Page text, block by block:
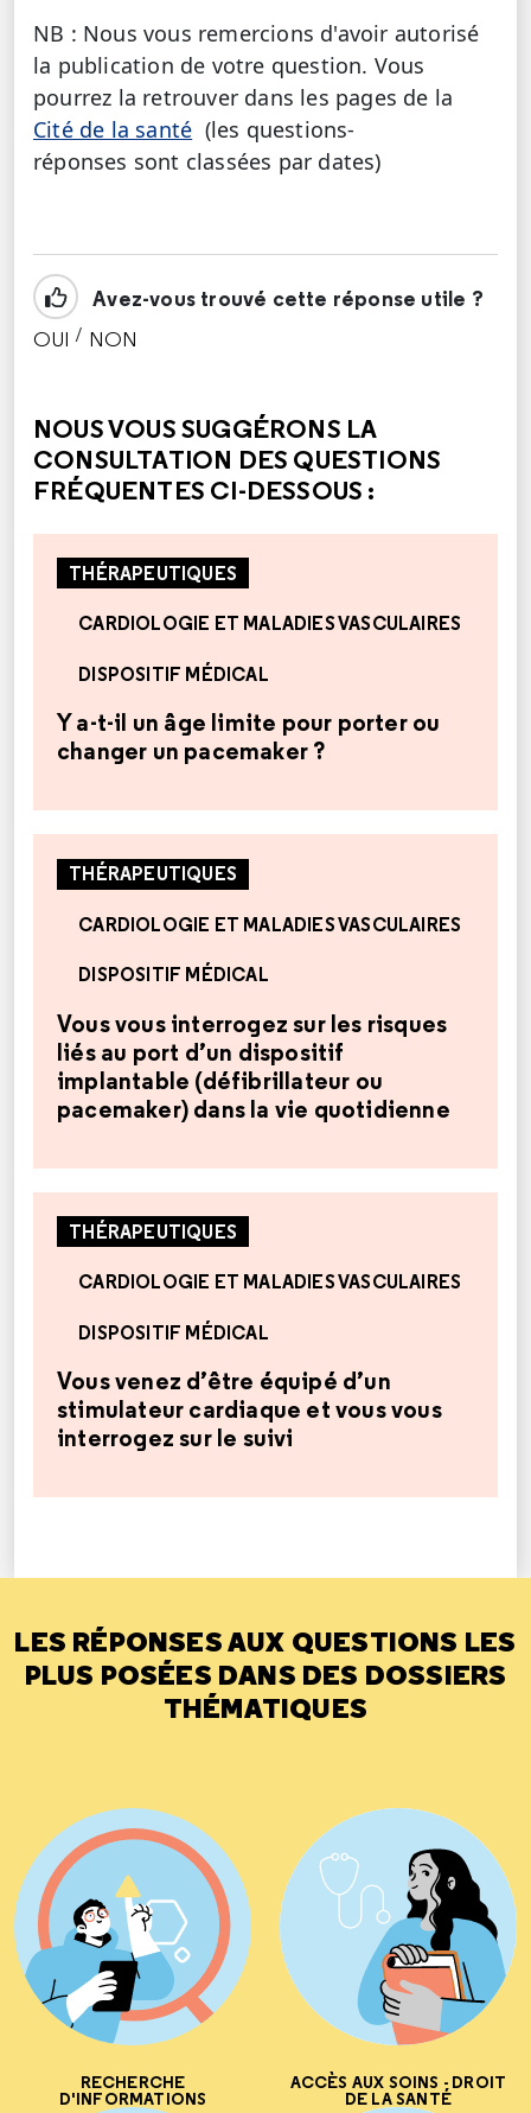
NB : Nous vous remercions d'avoir autorisé
la publication de votre question. Vous
pourrez la retrouver dans les pages de la
Cité de la santé (les questions-
réponses sont classées par dates)
Avez-vous trouvé cette réponse utile ?
OUI / NON
NOUS VOUS SUGGÉRONS LA
CONSULTATION DES QUESTIONS
FRÉQUENTES CI-DESSOUS :
THÉRAPEUTIQUES
CARDIOLOGIE ET MALADIES VASCULAIRES
DISPOSITIF MÉDICAL
Y a-t-il un âge limite pour porter ou
changer un pacemaker ?
THÉRAPEUTIQUES
CARDIOLOGIE ET MALADIES VASCULAIRES
DISPOSITIF MÉDICAL
Vous vous interrogez sur les risques
liés au port d’un dispositif
implantable (défibrillateur ou
pacemaker) dans la vie quotidienne
THÉRAPEUTIQUES
CARDIOLOGIE ET MALADIES VASCULAIRES
DISPOSITIF MÉDICAL
Vous venez d’être équipé d’un
stimulateur cardiaque et vous vous
interrogez sur le suivi
LES RÉPONSES AUX QUESTIONS LES
PLUS POSÉES DANS DES DOSSIERS
THÉMATIQUES
RECHERCHE
D'INFORMATIONS
ACCÈS AUX SOINS - DROIT
DE LA SANTÉ